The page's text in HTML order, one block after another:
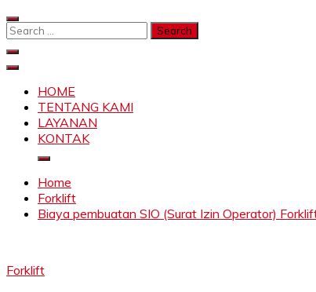
Skip
to
Search
HOME
TENTANG KAMI
LAYANAN
KONTAK
Home
Forklift
Biaya pembuatan SIO (Surat Izin Operator)
Forklift